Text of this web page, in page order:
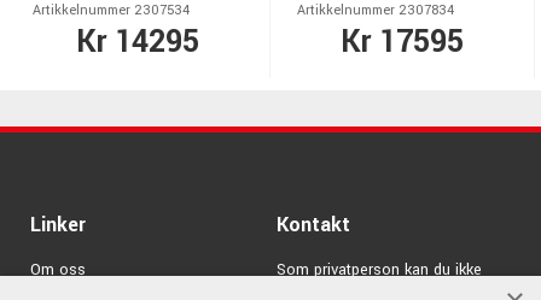
Artikkelnummer 2307534
Kr 14295
Artikkelnummer 2307834
Kr 17595
Linker
Om oss
Kontakt
Som privatperson kan du ikke
kjøpe på denne nettsiden, alt salg